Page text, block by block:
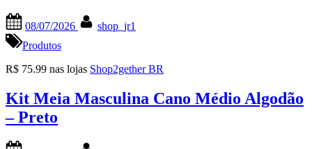
on
08/07/2026
shop_jr1
Produtos
R$ 75.99 nas lojas Shop2gether BR
Kit Meia Masculina Cano Médio Algodão
– Preto